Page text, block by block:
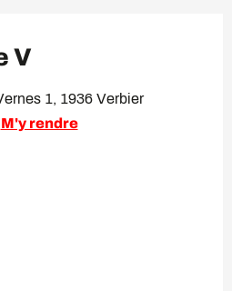
V
1, 1936 Verbier
M'y rendre